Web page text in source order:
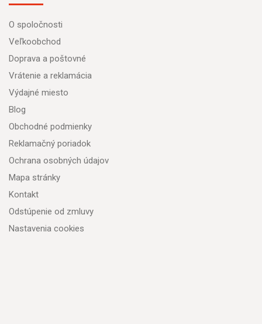
O spoločnosti
Veľkoobchod
Doprava a poštovné
Vrátenie a reklamácia
Výdajné miesto
Blog
Obchodné podmienky
Reklamačný poriadok
Ochrana osobných údajov
Mapa stránky
Kontakt
Odstúpenie od zmluvy
Nastavenia cookies